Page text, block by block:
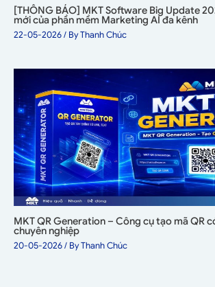
[THÔNG BÁO] MKT Software Big Update
mới của phần mềm Marketing AI đa kênh
22-05-2026/ ByThanh Chúc
MKT QR Generation – Công cụ tạo mã QR
chuyên nghiệp
20-05-2026/ ByThanh Chúc